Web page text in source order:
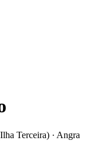
Terceira) · Angra